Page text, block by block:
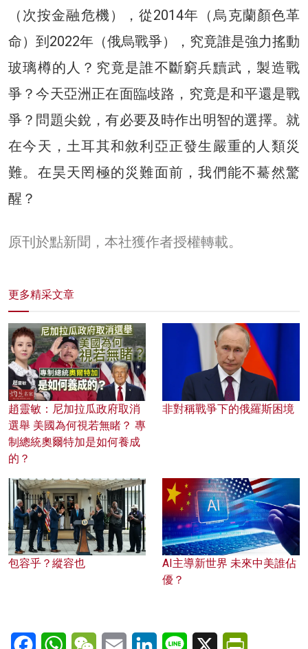
（次按金融危機），從2014年（烏克蘭顏色革
命）到2022年（俄烏戰爭），究竟誰是強力搖動
玻璃樽的人？究竟是誰不斷窮兵黷武，製造戰
爭？今天亞洲正在面臨歧路，究竟是和平還是戰
爭？問題尖銳，有必要及時作出明智的選擇。就
在今天，土耳其和敘利亞正發生嚴重的人類災
難。在昊天罔極的災難面前，我們能不驀然驚
醒？
原刊於點新聞，本社獲作者授權轉載。
更多精采文章
趙靈敏：尼加拉瓜政府取消
選舉 美國為何視若無睹？ 專
制總統奧爾特加是如何養成
的？
非對稱戰爭下的俄羅斯困境
包容乎？縱容也
AI主導新世界 未來中美誰佔
優？
FacebookWhatsAppWeChatEmail LinkedInLine X